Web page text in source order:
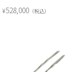
¥528,000 税込